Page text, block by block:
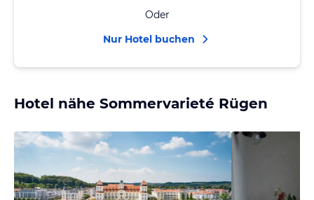
Oder
Nur Hotel buchen
Hotel nähe Sommervarieté Rügen